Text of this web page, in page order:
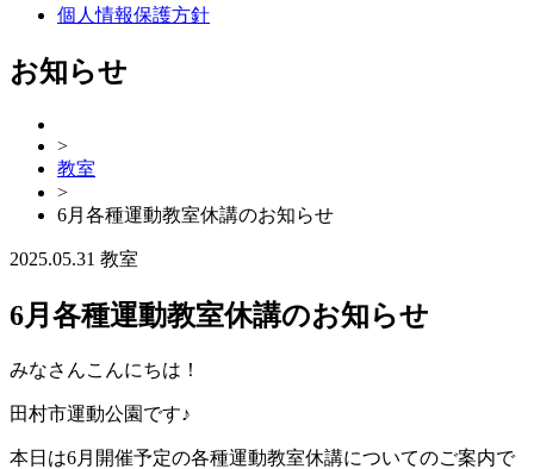
個人情報保護方針
お知らせ
>
教室
>
6月各種運動教室休講のお知らせ
2025.05.31 教室
6月各種運動教室休講のお知らせ
みなさんこんにちは！
田村市運動公園です♪
本日は6月開催予定の各種運動教室休講についてのご案内で